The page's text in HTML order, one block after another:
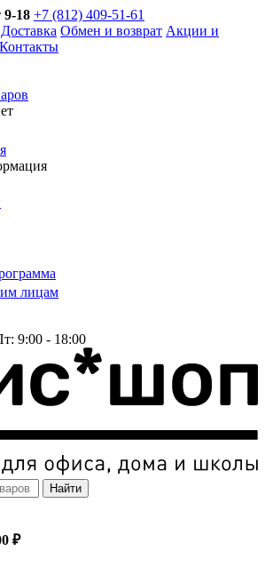
18 +7 (812) 409-51-61
Доставка Обмен и возврат Акции и
Контакты
лицам
9:00 - 18:00
Найти
₽